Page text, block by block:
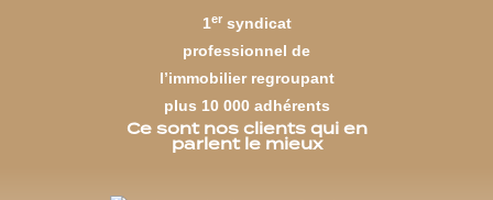
1ersyndicat
professionnel de
l’immobilier regroupant
plus 10 000 adhérents
Ce sont nos clients qui en
parlent le mieux